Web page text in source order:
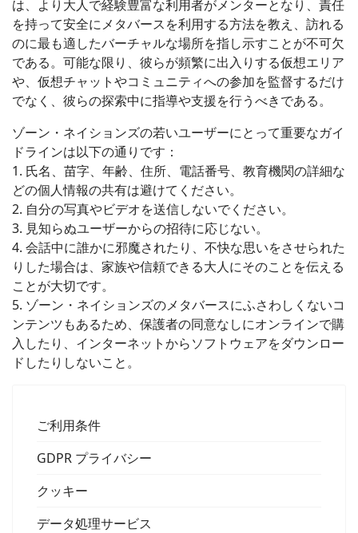
は、より大人で経験豊富な利用者がメンターとなり、責任
を持って安全にメタバースを利用する方法を教え、訪れる
のに最も適したバーチャルな場所を指し示すことが不可欠
である。可能な限り、彼らが頻繁に出入りする仮想エリア
や、仮想チャットやコミュニティへの参加を監督するだけ
でなく、彼らの探索中に指導や支援を行うべきである。
ゾーン・ネイションズの若いユーザーにとって重要なガイ
ドラインは以下の通りです：
1. 氏名、苗字、年齢、住所、電話番号、教育機関の詳細な
どの個人情報の共有は避けてください。
2. 自分の写真やビデオを送信しないでください。
3. 見知らぬユーザーからの招待に応じない。
4. 会話中に誰かに邪魔されたり、不快な思いをさせられた
りした場合は、家族や信頼できる大人にそのことを伝える
ことが大切です。
5. ゾーン・ネイションズのメタバースにふさわしくないコ
ンテンツもあるため、保護者の同意なしにオンラインで購
入したり、インターネットからソフトウェアをダウンロー
ドしたりしないこと。
ご利用条件
GDPR プライバシー
クッキー
データ処理サービス